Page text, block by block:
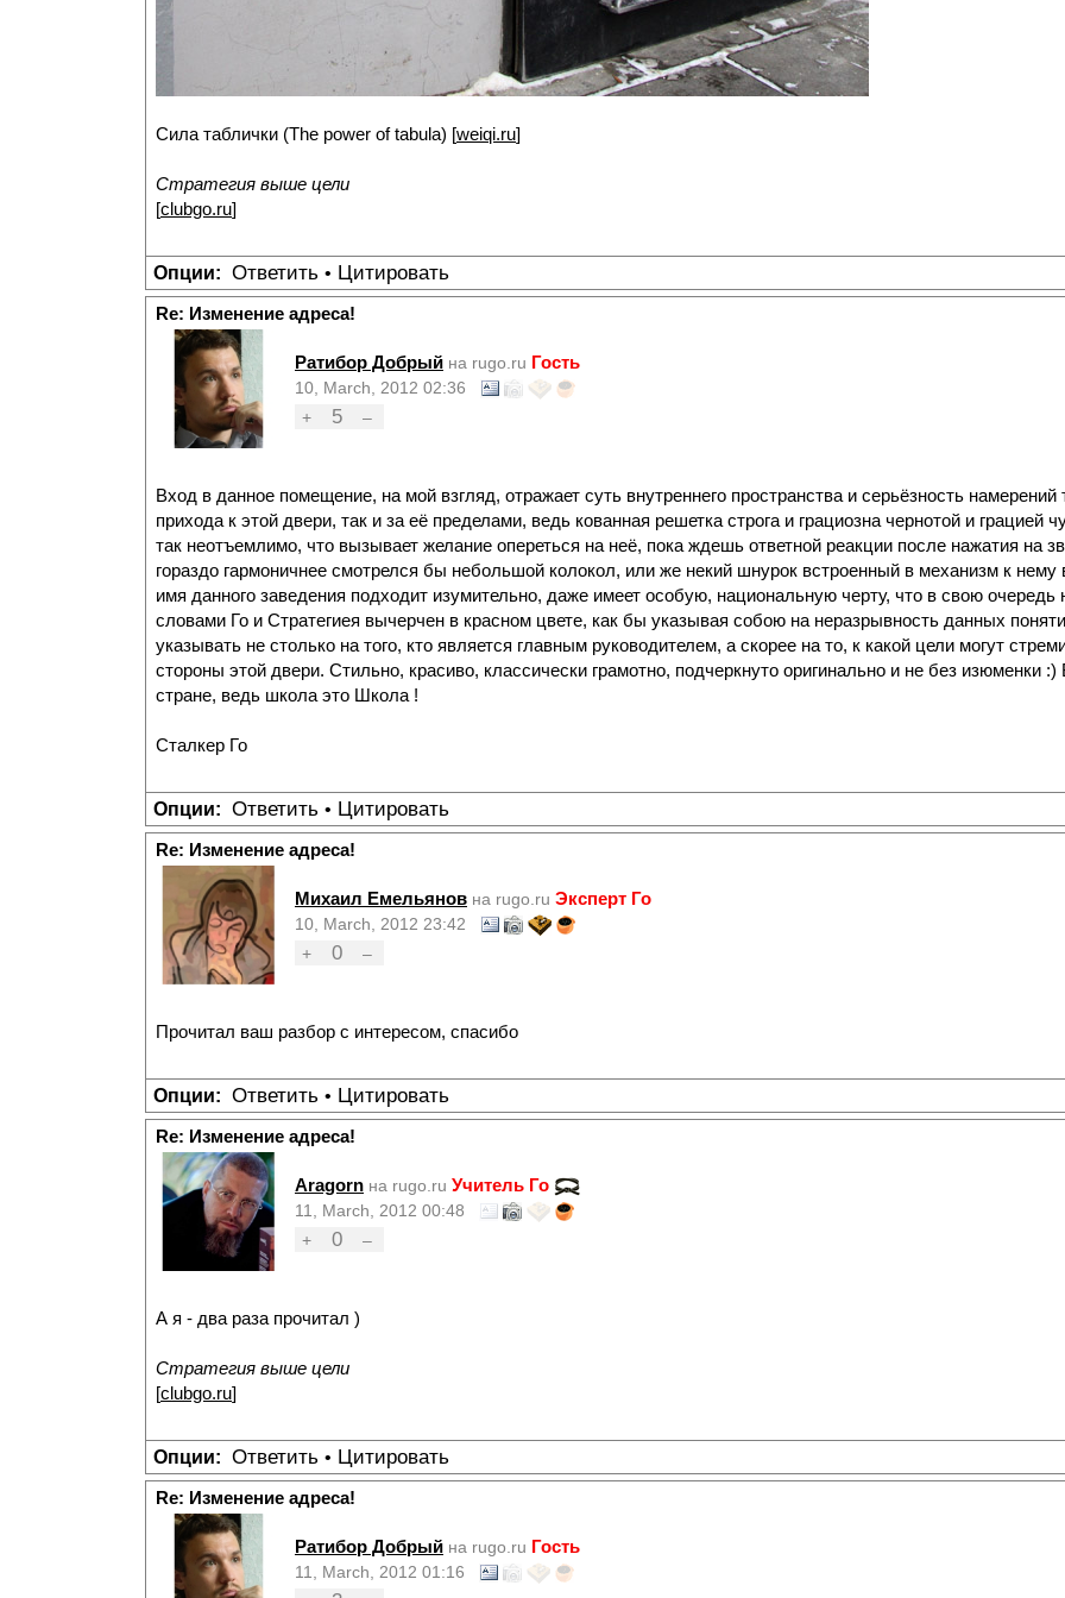
Сила таблички (The power of tabula) [weiqi.ru]
Стратегия выше цели
[clubgo.ru]
Опции: Ответить • Цитировать
Re: Изменение адреса!
Ратибор Добрый на rugo.ru Гость
10, March, 2012 02:36
+
5 –
Вход в данное помещение, на мой взгляд, отражает суть внутреннего пространства и серьёзность
прихода к этой двери, так и за её пределами, ведь кованная решетка строга и грациозна чернотой и грацией
так неотъемлимо, что вызывает желание опереться на неё, пока ждешь ответной реакции после нажатия на
гораздо гармоничнее смотрелся бы небольшой колокол, или же некий шнурок встроенный в механизм к
имя данного заведения подходит изумительно, даже имеет особую, национальную черту, что в свою
словами Го и Стратегиея вычерчен в красном цвете, как бы указывая собою на неразрывность данных
указывать не столько на того, кто является главным руководителем, а скорее на то, к какой цели могут
стороны этой двери. Стильно, красиво, классически грамотно, подчеркнуто оригинально и не без изюменки
стране, ведь школа это Школа !
Сталкер Го
Опции: Ответить • Цитировать
Re: Изменение адреса!
Михаил Емельянов на rugo.ru Эксперт Го
10, March, 2012 23:42
+
0 –
Прочитал ваш разбор с интересом, спасибо
Опции: Ответить • Цитировать
Re: Изменение адреса!
Aragorn на rugo.ru Учитель Го
11, March, 2012 00:48
+
0 –
А я - два раза прочитал )
Стратегия выше цели
[clubgo.ru]
Опции: Ответить • Цитировать
Re: Изменение адреса!
Ратибор Добрый на rugo.ru Гость
11, March, 2012 01:16